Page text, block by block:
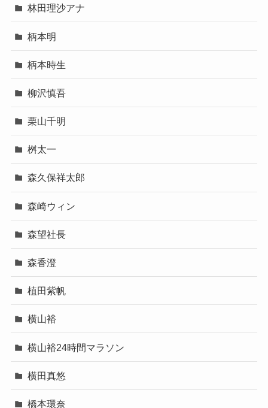
林田理沙アナ
柄本明
柄本時生
柳沢慎吾
栗山千明
桝太一
森久保祥太郎
森崎ウィン
森望社長
森香澄
植田紫帆
横山裕
横山裕24時間マラソン
横田真悠
橋本環奈